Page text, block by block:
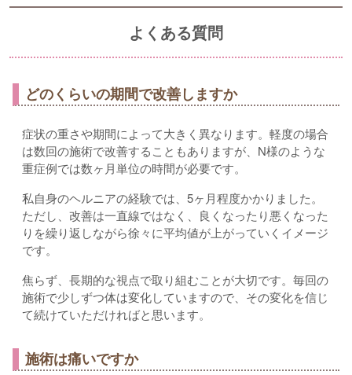
よくある質問
どのくらいの期間で改善しますか
症状の重さや期間によって大きく異なります。軽度の場合
は数回の施術で改善することもありますが、N様のような
重症例では数ヶ月単位の時間が必要です。
私自身のヘルニアの経験では、5ヶ月程度かかりました。
ただし、改善は一直線ではなく、良くなったり悪くなった
りを繰り返しながら徐々に平均値が上がっていくイメージ
です。
焦らず、長期的な視点で取り組むことが大切です。毎回の
施術で少しずつ体は変化していますので、その変化を信じ
て続けていただければと思います。
施術は痛いですか